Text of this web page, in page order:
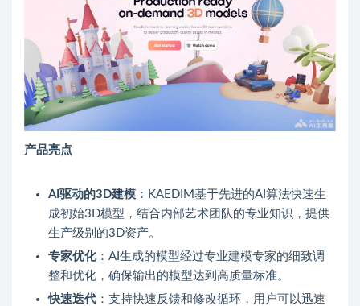
产品亮点
AI驱动的3D建模 ：KAEDIM基于先进的AI算法快速生
成初始3D模型，结合内部艺术团队的专业知识，提供
生产级别的3D资产。
专家优化：AI生成的模型经过专业建模专家的细致调
整和优化，确保输出的模型达到高质量标准。
快速迭代 ：支持快速反馈和修改循环，用户可以迅速